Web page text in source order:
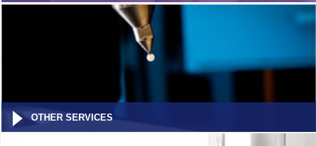
OTHER SERVICES